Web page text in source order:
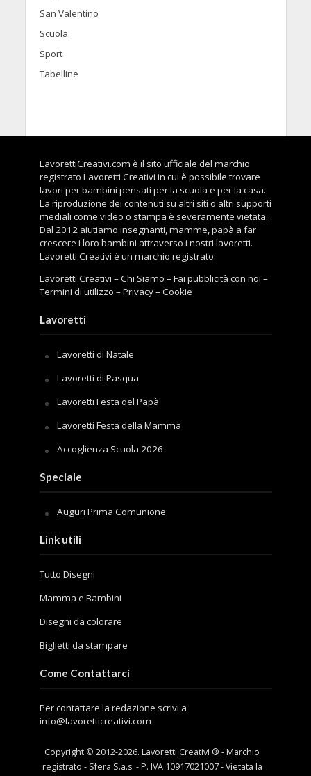
San Valentino
Scuola
Sport
Tabelline
LavorettiCreativi.com è il sito ufficiale del marchio
registrato Lavoretti Creativi in cui è possibile trovare
lavori per bambini pensati per la scuola e per la casa.
La riproduzione dei contenuti su altri siti o altri supporti
mediali come video o stampa è severamente vietata.
Dal 2012 aiutiamo insegnanti, mamme, papà a far
crescere i loro bambini attraverso i nostri lavoretti.
Lavoretti Creativi è un marchio registrato.
Lavoretti Creativi –Chi Siamo –Fai pubblicità con noi –
Termini di utilizzo –Privacy–Cookie
Lavoretti
Lavoretti di Natale
Lavoretti di Pasqua
Lavoretti Festa del Papà
Lavoretti Festa della Mamma
Accoglienza Scuola 2026
Speciale
Auguri Prima Comunione
Link utili
Tutto Disegni
Mamma e Bambini
Disegni da colorare
Biglietti da stampare
Come Contattarci
Per contattare la redazione scrivi a
info@lavoretticreativi.com
Copyright © 2012-2026. Lavoretti Creativi ® - Marchio
registrato - Sfera S.a.s. - P. IVA 10917021007 - Vietata la